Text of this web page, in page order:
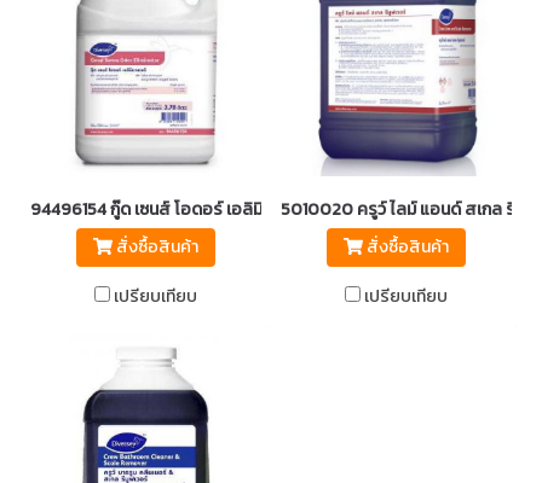
94496154 กู๊ด เซนส์ โอดอร์ เอลิมินาเตอร์
สั่งซื้อสินค้า
เปรียบเทียบ
5010020 ครูว์ ไลม์ แอนด์ สเกล รีมูฟ
สั่งซื้อสินค้า
เปรียบเทียบ